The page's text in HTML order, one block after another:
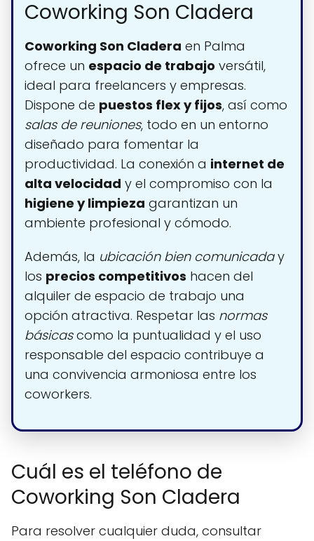
Coworking Son Cladera
Coworking Son Cladera en Palma
ofrece un espacio de trabajo versátil,
ideal para freelancers y empresas.
Dispone de puestos flex y fijos, así como
salas de reuniones, todo en un entorno
diseñado para fomentar la
productividad. La conexión a internet de
alta velocidad y el compromiso con la
higiene y limpieza garantizan un
ambiente profesional y cómodo.
Además, la ubicación bien comunicaday
los precios competitivos hacen del
alquiler de espacio de trabajo una
opción atractiva. Respetar las normas
básicascomo la puntualidad y el uso
responsable del espacio contribuye a
una convivencia armoniosa entre los
coworkers.
Cuál es el teléfono de
Coworking Son Cladera
Para resolver cualquier duda, consultar